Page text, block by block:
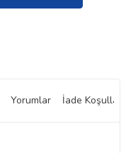
Yorumlar İade Koşulları